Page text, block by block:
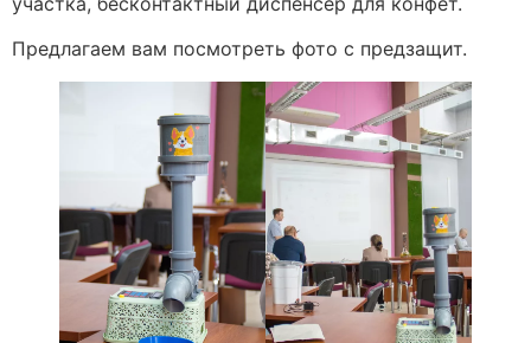
Предлагаем вам посмотреть фото с предзащит.